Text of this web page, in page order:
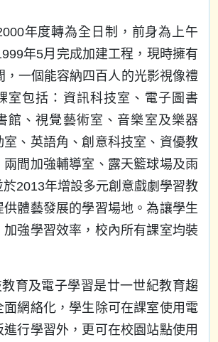
年度轉為全日制，前身為上午
年5月完成加建工程，現時擁有
，一個能容納四百人的光影視像禮
室包括：資訊科技室、電子圖書
館、視覺藝術室、音樂室及樂器
室、英語角、創意科技室、資優教
兩間加強輔導室、露天籃球場及雨
於2013年增設多元創意戲劇學習教
供體藝發展的學習場地。為讓學生
加強學習效率，校內所有課室均裝
及電子學習是廿一世紀教育趨
面網絡化，學生除可在課室使用電
進行學習外，更可在校園站點使用